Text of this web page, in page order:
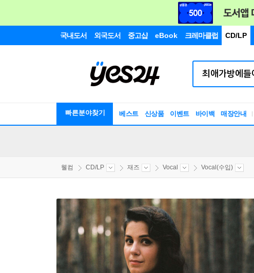
국내도서 외국도서 중고샵 eBook 크레마클럽 CD/LP
빠른분야찾기 베스트 신상품 이벤트 바이백 매장안내
웰컴 CD/LP 재즈 Vocal Vocal(수입)